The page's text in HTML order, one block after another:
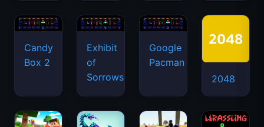
Candy
Box 2
Exhibit
of
Sorrows
Google
Pacman
2048